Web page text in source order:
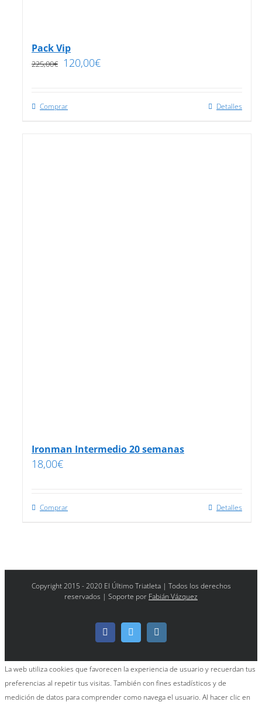
Pack Vip
225,00€ 120,00€
Comprar Detalles
Ironman Intermedio 20 semanas
18,00€
Comprar Detalles
Copyright 2015 - 2020 El Último Triatleta | Todos los derechos
reservados | Soporte por Fabián Vázquez
FacebookTwitter
La web utiliza cookies que favorecen la experiencia de usuario y recuerdan tus
preferencias al repetir tus visitas. También con fines estadísticos y de
medición de datos para comprender como navega el usuario. Al hacer clic en